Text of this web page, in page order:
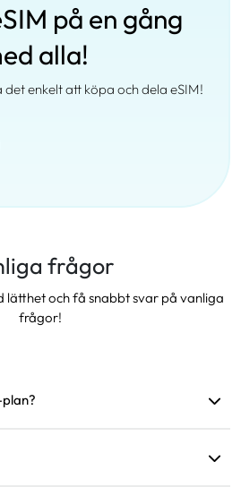
på en gång
alla!
enkelt att köpa och dela eSIM!
frågor
lätthet och få snabbt svar på vanliga
frågor!
den före avresa.